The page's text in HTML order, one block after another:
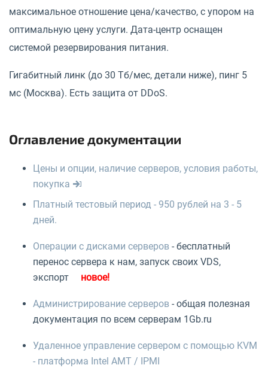
максимальное отношение цена/качество, с упором на
оптимальную цену услуги. Дата-центр оснащен
системой резервирования питания.
Гигабитный линк (до 30 Тб/мес, детали ниже), пинг 5
мс (Москва). Есть защита от DDoS.
Оглавление документации
Цены и опции, наличие серверов, условия работы,
покупка
Платный тестовый период - 950 рублей на 3 - 5
дней.
Операции с дисками серверов - бесплатный
перенос сервера к нам, запуск своих VDS,
экспорт
Администрирование серверов - общая полезная
документация по всем серверам 1Gb.ru
Удаленное управление сервером с помощью KVM
- платформа Intel AMT / IPMI